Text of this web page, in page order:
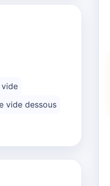
vide dessous